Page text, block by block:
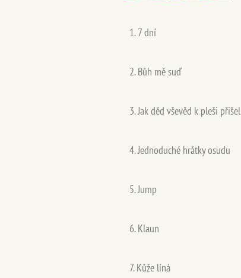
1. 7 dní
2. Bůh mě suď
3. Jak děd vševěd k pleši přišel
4. Jednoduché hrátky osudu
5. Jump
6. Klaun
7. Kůže líná